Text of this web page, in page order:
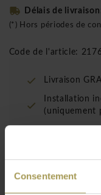
Consentement
Délais de
(*) Hors périodes de
Code de l'article:
Livraison
Installation
(uniquement
l'essentiel!